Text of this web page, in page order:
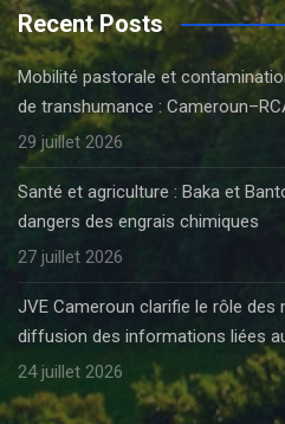
Recent Posts
Mobilité pastorale et
de transhumance :
29 juillet 2026
Santé et agriculture : Baka et
dangers des engrais chimiques
27 juillet 2026
JVE Cameroun clarifie le rôle des
diffusion des informations liées
24 juillet 2026